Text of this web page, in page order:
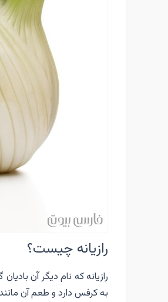
رازیانه چیست؟
رازیانه که نام دیگر آن
به کرفس دارد و طعم آن